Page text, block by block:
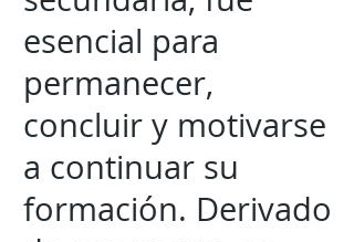
esencial para
permanecer,
concluir y motivarse
a continuar su
formación. Derivado